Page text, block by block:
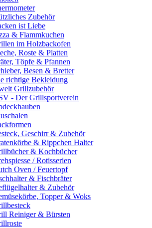
Zubehör
ist Liebe
& Flammkuchen
im Holzbackofen
Roste & Platten
Töpfe & Pfannen
Besen & Bretter
richtige Bekleidung
Grillzubehör
- Der Grillsportverein
Geschirr & Zubehör
& Rippchen Halter
& Kochbücher
/ Rotisserien
Oven / Feuertopf
& Fischbräter
& Zubehör
Topper & Woks
Reiniger & Bürsten